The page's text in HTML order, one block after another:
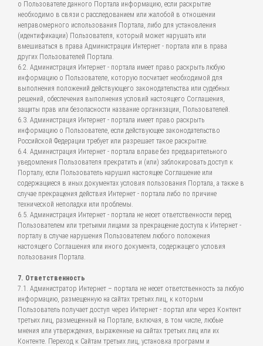
о Пользователе данного Портала информацию, если раскрытие
необходимо в связи с расследованием или жалобой в отношении
неправомерного использования Портала, либо для установления
(идентификации) Пользователя, который может нарушать или
вмешиваться в права Администрации Интернет - портала или в права
других Пользователей Портала.
6.2. Администрация Интернет - портала имеет право раскрыть любую
информацию о Пользователе, которую посчитает необходимой для
выполнения положений действующего законодательства или судебных
решений, обеспечения выполнения условий настоящего Соглашения,
защиты прав или безопасности название организации, Пользователей.
6.3. Администрация Интернет - портала имеет право раскрыть
информацию о Пользователе, если действующее законодательство
Российской Федерации требует или разрешает такое раскрытие.
6.4. Администрация Интернет - портала вправе без предварительного
уведомления Пользователя прекратить и (или) заблокировать доступ к
Порталу, если Пользователь нарушил настоящее Соглашение или
содержащиеся в иных документах условия пользования Портала, а также в
случае прекращения действия Интернет - портала либо по причине
технической неполадки или проблемы.
6.5. Администрация Интернет - портала не несет ответственности перед
Пользователем или третьими лицами за прекращение доступа к Интернет -
порталу в случае нарушения Пользователем любого положения
настоящего Соглашения или иного документа, содержащего условия
пользования Портала.
7. Ответственность
7.1. Администратор Интернет – портала не несет ответственность за любую
информацию, размещенную на сайтах третьих лиц, к которым
Пользователь получает доступ через Интернет - портал или через Контент
третьих лиц, размещенный на Портале, включая, в том числе, любые
мнения или утверждения, выраженные на сайтах третьих лиц или их
Контенте. Переход к Сайтам третьих лиц, установка программ и